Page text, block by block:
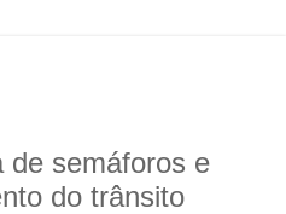
de semáforos e
do trânsito